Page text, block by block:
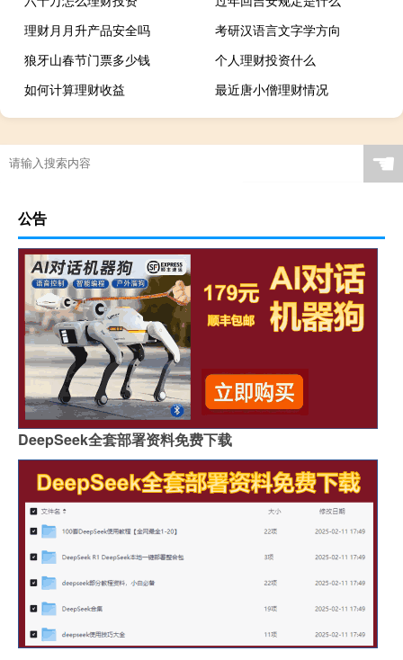
理财月月升产品安全吗
考研汉语言文字学方向
狼牙山春节门票多少钱
个人理财投资什么
如何计算理财收益
最近唐小僧理财情况
☚
公告
DeepSeek全套部署资料免费下载